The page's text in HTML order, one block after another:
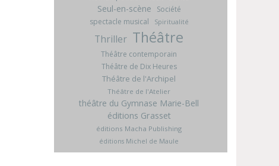
Seul-en-scène
Société
spectacle musical
Spiritualité
Thriller Théâtre
Théâtre contemporain
Théâtre de Dix Heures
Théâtre de l'Archipel
Théâtre de l'Atelier
théâtre du Gymnase Marie-Bell
éditions Grasset
éditions Macha Publishing
éditions Michel de Maule